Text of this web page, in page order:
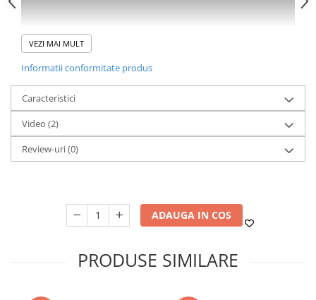
VEZI MAI MULT
Informatii conformitate produs
Caracteristici
Video (2)
Review-uri(0)
ADAUGA IN COS
PRODUSE SIMILARE